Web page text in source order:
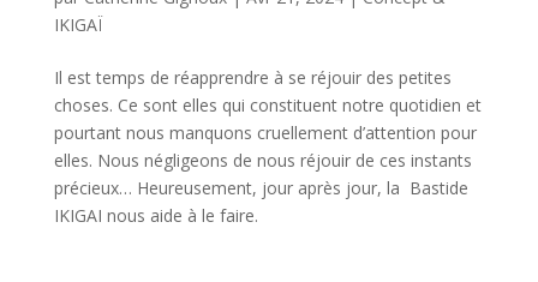
IKIGAÏ
Il est temps de réapprendre à se réjouir des petites
choses. Ce sont elles qui constituent notre quotidien et
pourtant nous manquons cruellement d’attention pour
elles. Nous négligeons de nous réjouir de ces instants
précieux… Heureusement, jour après jour, la Bastide
IKIGAI nous aide à le faire.